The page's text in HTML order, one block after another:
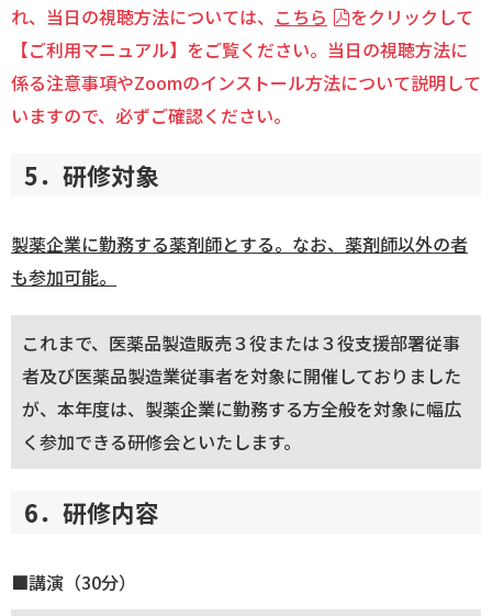
れ、当日の視聴方法については、 こちら
をクリックして
【ご利用マニュアル】をご覧ください。当日の視聴方法に
係る注意事項やZoomのインストール方法について説明して
いますので、必ずご確認ください。
5．研修対象
製薬企業に勤務する薬剤師とする。なお、薬剤師以外の者
も参加可能。
これまで、医薬品製造販売３役または３役支援部署従事
者及び医薬品製造業従事者を対象に開催しておりました
が、本年度は、製薬企業に勤務する方全般を対象に幅広
く参加できる研修会といたします。
6．研修内容
■講演（30分）